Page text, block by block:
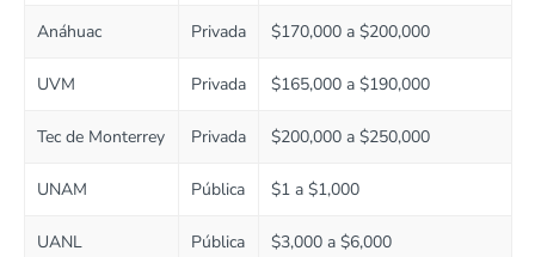
Anáhuac Privada $170,000 a $200,000
UVM Privada $165,000 a $190,000
Tec de Monterrey Privada $200,000 a $250,000
UNAM Pública $1 a $1,000
UANL Pública $3,000 a $6,000